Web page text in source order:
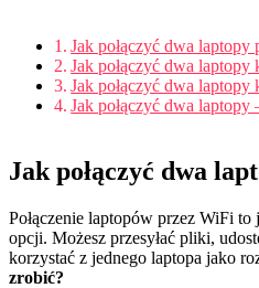
Jak połączyć dwa laptopy
Jak połączyć dwa
Jak połączyć dwa laptopy
Jak połączyć dwa laptopy
Jak połączyć dwa
Połączenie laptopów przez WiFi
opcji. Możesz przesyłać pliki,
korzystać z jednego laptopa jako
zrobić?